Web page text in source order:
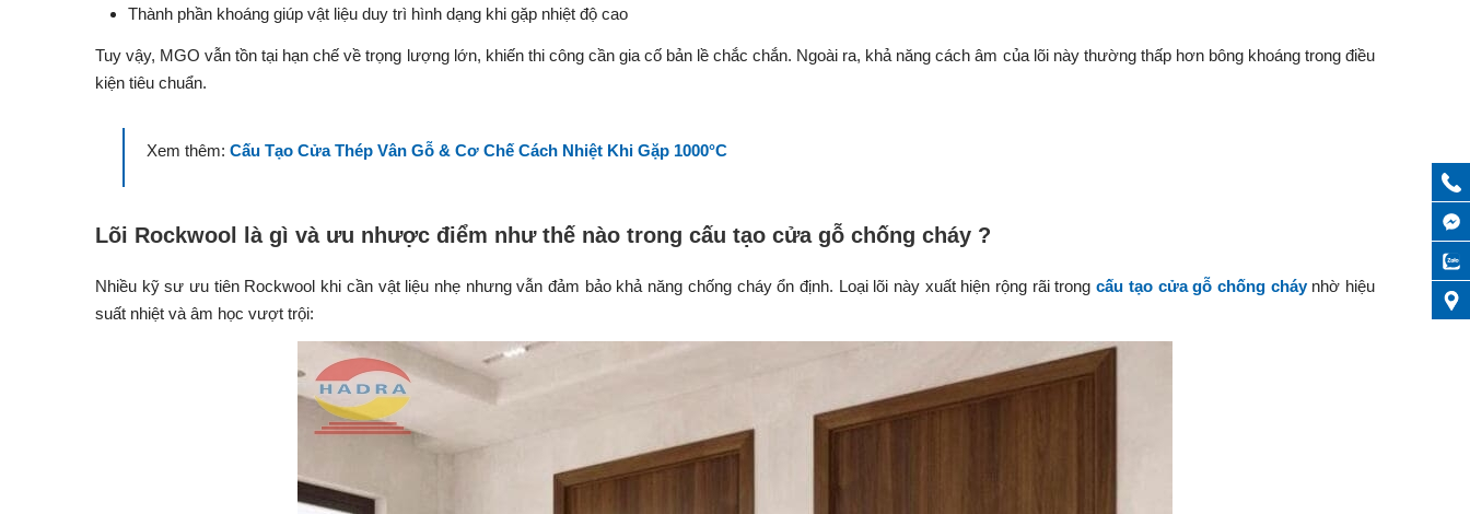
Thành phần khoáng giúp vật liệu duy trì hình dạng khi gặp nhiệt độ cao
Tuy vậy, MGO vẫn tồn tại hạn chế về trọng lượng lớn, khiến thi công cần gia cố bản lề chắc chắn. Ngoài ra, khả năng cách âm của lõi này thường thấp hơn bông khoáng trong điều
kiện tiêu chuẩn.
Xem thêm: Cấu Tạo Cửa Thép Vân Gỗ & Cơ Chế Cách Nhiệt Khi Gặp 1000°C
Lõi Rockwool là gì và ưu nhược điểm như thế nào trong cấu tạo cửa gỗ chống cháy ?
Nhiều kỹ sư ưu tiên Rockwool khi cần vật liệu nhẹ nhưng vẫn đảm bảo khả năng chống cháy ổn định. Loại lõi này xuất hiện rộng rãi trongcấu tạo cửa gỗ chống cháynhờ hiệu
suất nhiệt và âm học vượt trội: